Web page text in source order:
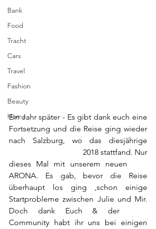
Bank
Food
Tracht
Cars
Travel
Fashion
Beauty
Home
Ein Jahr später - Es gibt dank euch eine
Fortsetzung und die Reise ging wieder
2018 stattfand. Nur
dieses Mal mit unserem neuen
ARONA. Es gab, bevor die Reise
überhaupt los ging ,schon einige
Startprobleme zwischen Julie und Mir.
Doch dank Euch & der
Community habt ihr uns bei einigen